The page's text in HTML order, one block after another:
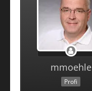
mmoehle
Profi